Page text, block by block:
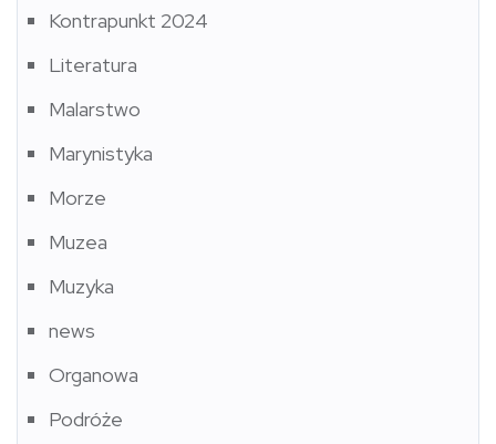
Kontrapunkt 2024
Literatura
Malarstwo
Marynistyka
Morze
Muzea
Muzyka
news
Organowa
Podróże